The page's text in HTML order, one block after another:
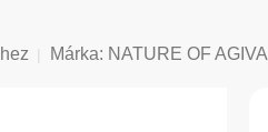
Márka: NATURE OF AGIVA